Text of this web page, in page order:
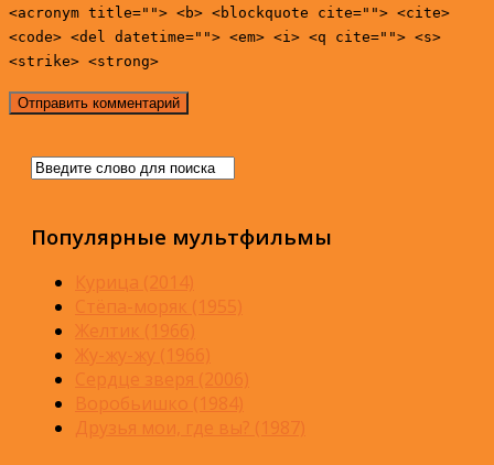
<acronym title=""> <b> <blockquote cite=""> <cite>
<code> <del datetime=""> <em> <i> <q cite=""> <s>
<strike> <strong>
Популярные мультфильмы
Курица (2014)
Стёпа-моряк (1955)
Желтик (1966)
Жу-жу-жу (1966)
Сердце зверя (2006)
Воробьишко (1984)
Друзья мои, где вы? (1987)